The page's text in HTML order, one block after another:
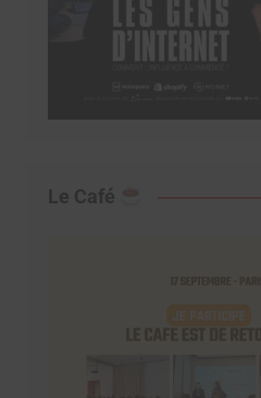
Le Café